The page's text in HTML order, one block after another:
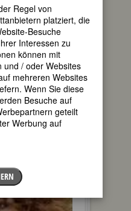
Regel von
platziert, die
Besuche
Interessen zu
können mit
und / oder Websites
mehreren Websites
Wenn Sie diese
Besuche auf
geteilt
Werbung auf